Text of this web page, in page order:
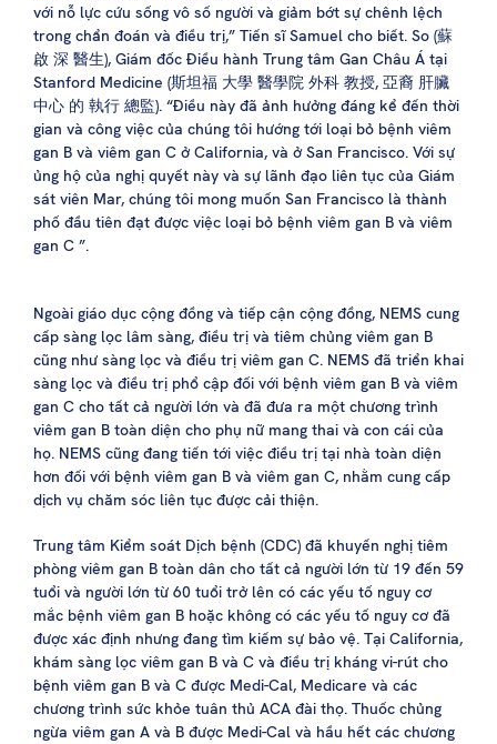
với nỗ lực cứu sống vô số người và giảm bớt sự chênh lệch
trong chẩn đoán và điều trị,” Tiến sĩ Samuel cho biết. So (蘇
啟 深 醫生), Giám đốc Điều hành Trung tâm Gan Châu Á tại
Stanford Medicine (斯坦福 大學 醫學院 外科 教授, 亞裔 肝臟
中心 的 執行 總監). “Điều này đã ảnh hưởng đáng kể đến thời
gian và công việc của chúng tôi hướng tới loại bỏ bệnh viêm
gan B và viêm gan C ở California, và ở San Francisco. Với sự
ủng hộ của nghị quyết này và sự lãnh đạo liên tục của Giám
sát viên Mar, chúng tôi mong muốn San Francisco là thành
phố đầu tiên đạt được việc loại bỏ bệnh viêm gan B và viêm
gan C ”.
Ngoài giáo dục cộng đồng và tiếp cận cộng đồng, NEMS cung
cấp sàng lọc lâm sàng, điều trị và tiêm chủng viêm gan B
cũng như sàng lọc và điều trị viêm gan C. NEMS đã triển khai
sàng lọc và điều trị phổ cập đối với bệnh viêm gan B và viêm
gan C cho tất cả người lớn và đã đưa ra một chương trình
viêm gan B toàn diện cho phụ nữ mang thai và con cái của
họ. NEMS cũng đang tiến tới việc điều trị tại nhà toàn diện
hơn đối với bệnh viêm gan B và viêm gan C, nhằm cung cấp
dịch vụ chăm sóc liên tục được cải thiện.
Trung tâm Kiểm soát Dịch bệnh (CDC) đã khuyến nghị tiêm
phòng viêm gan B toàn dân cho tất cả người lớn từ 19 đến 59
tuổi và người lớn từ 60 tuổi trở lên có các yếu tố nguy cơ
mắc bệnh viêm gan B hoặc không có các yếu tố nguy cơ đã
được xác định nhưng đang tìm kiếm sự bảo vệ. Tại California,
khám sàng lọc viêm gan B và C và điều trị kháng vi-rút cho
bệnh viêm gan B và C được Medi-Cal, Medicare và các
chương trình sức khỏe tuân thủ ACA đài thọ. Thuốc chủng
ngừa viêm gan A và B được Medi-Cal và hầu hết các chương